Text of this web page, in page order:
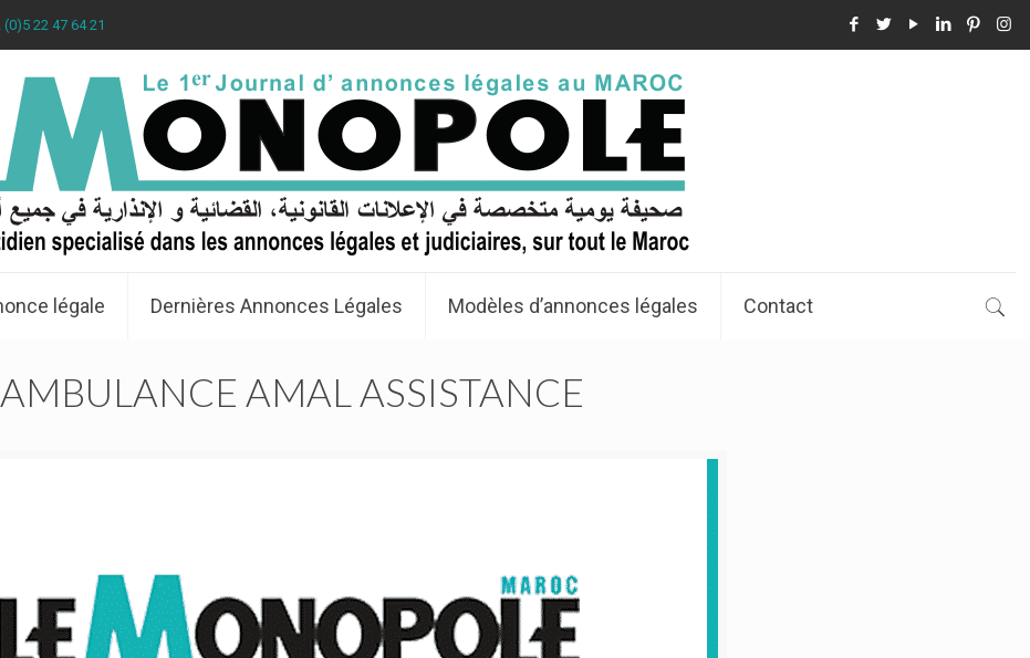
(0)5 22 47 64 21
légale Dernières Annonces Légales Modèles d’annonces légales Contact
AMBULANCE AMAL ASSISTANCE